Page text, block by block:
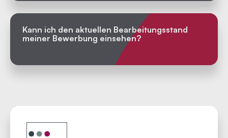
Kann ich den aktuellen Bearbeitungs­stand
meiner Bewerbung einsehen?